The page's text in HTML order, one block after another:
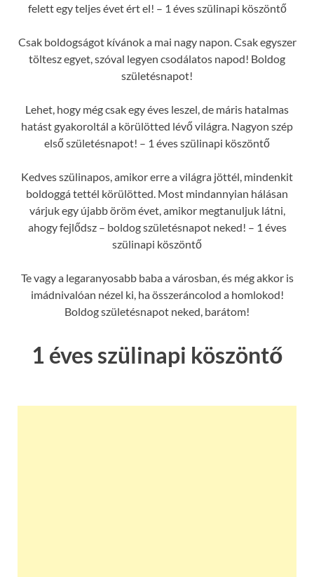
felett egy teljes évet ért el! – 1 éves szülinapi köszöntő
Csak boldogságot kívánok a mai nagy napon. Csak egyszer
töltesz egyet, szóval legyen csodálatos napod! Boldog
születésnapot!
Lehet, hogy még csak egy éves leszel, de máris hatalmas
hatást gyakoroltál a körülötted lévő világra. Nagyon szép
első születésnapot! – 1 éves szülinapi köszöntő
Kedves szülinapos, amikor erre a világra jöttél, mindenkit
boldoggá tettél körülötted. Most mindannyian hálásan
várjuk egy újabb öröm évet, amikor megtanuljuk látni,
ahogy fejlődsz – boldog születésnapot neked! – 1 éves
szülinapi köszöntő
Te vagy a legaranyosabb baba a városban, és még akkor is
imádnivalóan nézel ki, ha összeráncolod a homlokod!
Boldog születésnapot neked, barátom!
1 éves szülinapi köszöntő